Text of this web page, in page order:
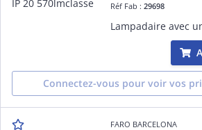
Réf Fab :29698
Connectez-vous pour voir vos
FARO BARCELONA